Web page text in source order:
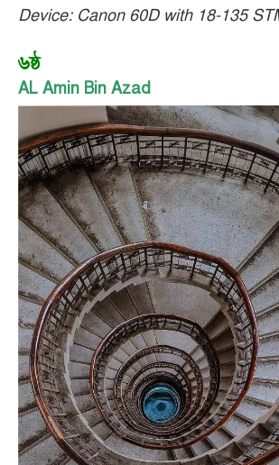
Device: Canon 60D with 18-135
৬ষ্ঠ
AL Amin Bin Azad